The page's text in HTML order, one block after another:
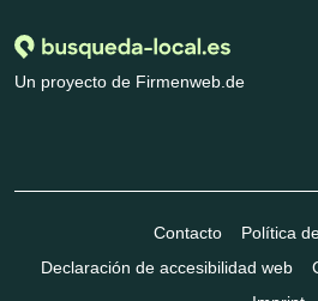
Un proyecto de Firmenweb.de
Contacto
Política
Declaración de accesibilidad web